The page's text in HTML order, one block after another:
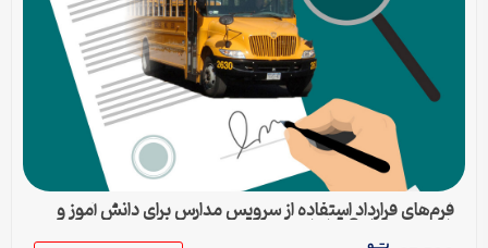
فرم‌های قرارداد استفاده از سرویس مدارس برای دانش آموز و
راننده – شامل 8 قرارداد